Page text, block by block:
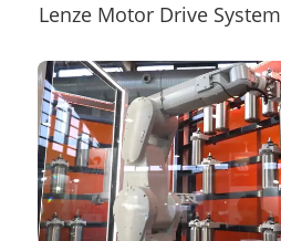
Lenze Motor Drive System